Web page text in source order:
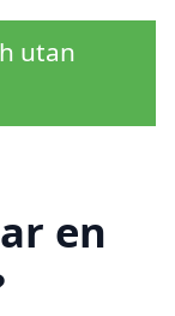
utan
en